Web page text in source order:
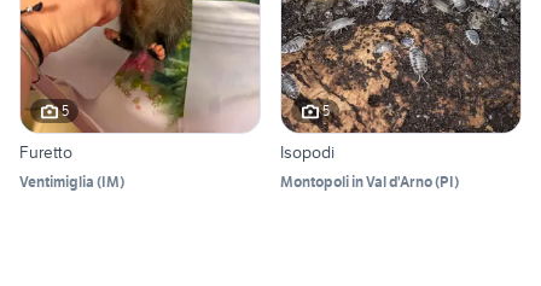
5
Furetto
Ventimiglia (IM)
5
Isopodi
Montopoli in Val d'Arno(PI)